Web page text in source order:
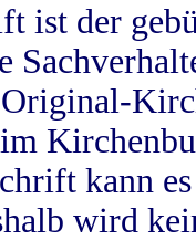
ist der
kann
wird